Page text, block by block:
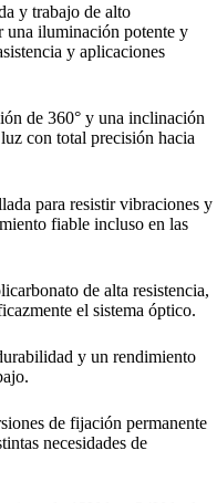
y trabajo de alto
una iluminación potente y
y aplicaciones
de 360° y una inclinación
con total precisión hacia
para resistir vibraciones y
fiable incluso en las
de alta resistencia,
el sistema óptico.
y un rendimiento
de fijación permanente
necesidades de